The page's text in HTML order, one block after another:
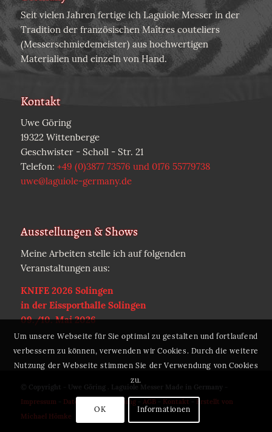
Seit vielen Jahren fertige ich Laguiole Messer in der
Tradition der französischen Maîtres couteliers
(Messerschmiedemeister) aus hochwertigen
Materialien und einzeln von Hand.
Kontakt
Uwe Göring
19322 Wittenberge
Geschwister - Scholl - Str. 21
Telefon: +49 (0)3877 73576 und 0176 55779738
uwe@laguiole-germany.de
Ausstellungen & Shows
Meine Arbeiten stelle ich auf folgenden
Veranstaltungen aus:
KNIFE 2026 Solingen
in der Eissporthalle Solingen
09./10. Mai 2026
© Copyright - Uwe Göring . Laguiole Messer Made in Germany -
Impressum- Datenschutzerklärung- AGB- Kontakt
Erstellt von
Michael Hömke
Um unsere Webseite für Sie optimal zu gestalten und fortlaufend
verbessern zu können, verwenden wir Cookies. Durch die weitere
Nutzung der Webseite stimmen Sie der Verwendung von Cookies
zu.
OK Informationen